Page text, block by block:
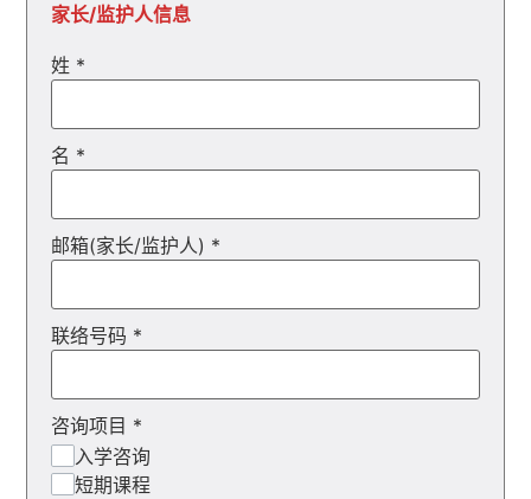
家长/监护人信息
姓 *
名 *
邮箱(家长/监护人) *
联络号码 *
咨询项目 *
入学咨询
短期课程